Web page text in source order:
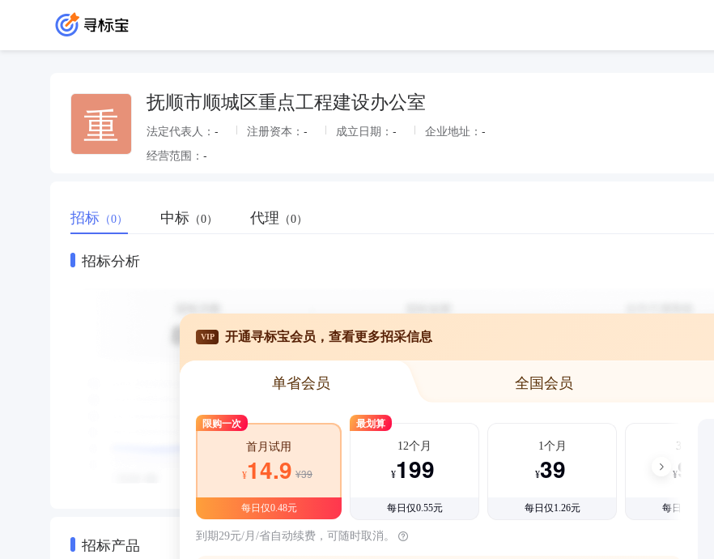
重 抚顺市顺城区重点工程建设办公室
法定代表人： - 注册资本： - 成立日期： - 企业地址： -
经营范围： -
招标 （0） 中标 （0） 代理 （0）
招标分析
招标产品
VIP 开通寻标宝会员，查看更多招采信息
单省会员 全国会员
限购一次
首月试用
¥14.9 ¥39
每日仅0.48元
最划算
12个月
¥199
每日仅0.55元
1个月
¥39
每日仅1.26元
3个月
¥99
每日仅1.08元
到期29元/月/省自动续费，可随时取消。